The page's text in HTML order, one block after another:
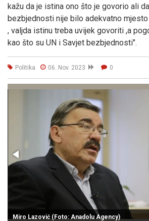
kažu da je istina ono što je govorio ali
bezbjednosti nije bilo adekvatno
, valjda istinu treba uvijek govoriti ,a
kao što su UN i Savjet bezbjednosti".
Politika 06. Nov. 2023 0
Miro Lazović (Foto: Anadolu Agency)